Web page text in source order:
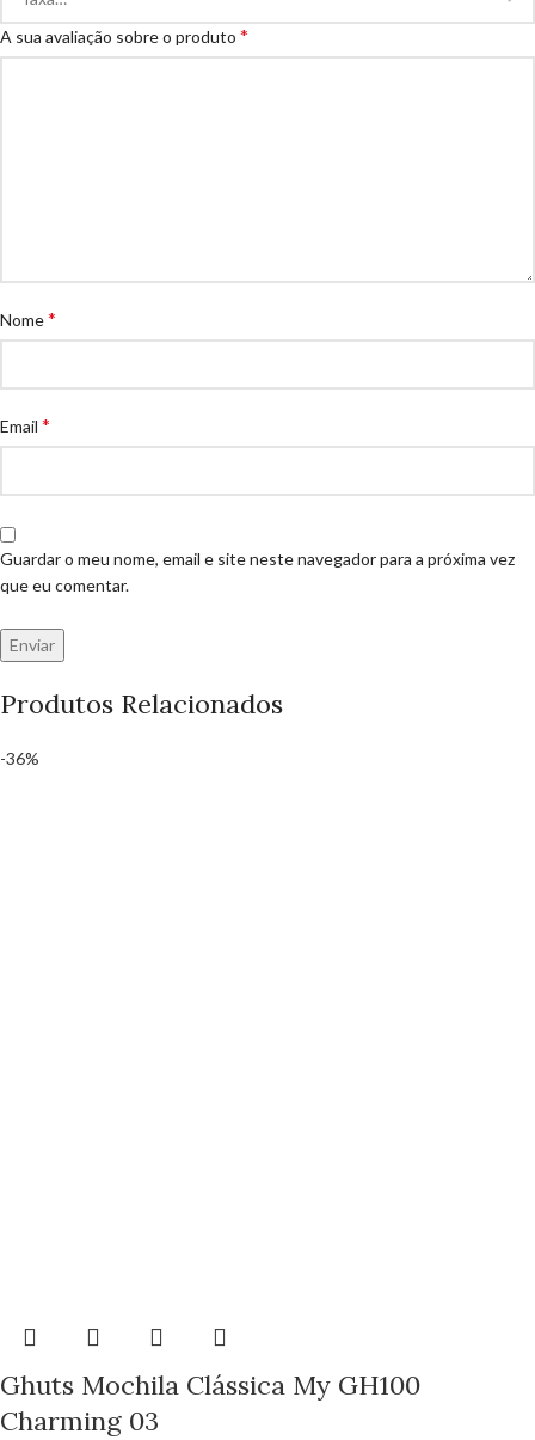
A sua avaliação sobre o produto *
Nome*
Email *
Guardar o meu nome, email e site neste navegador para a próxima vez
que eu comentar.
Produtos Relacionados
-36%
Ghuts Mochila Clássica My GH100
Charming 03